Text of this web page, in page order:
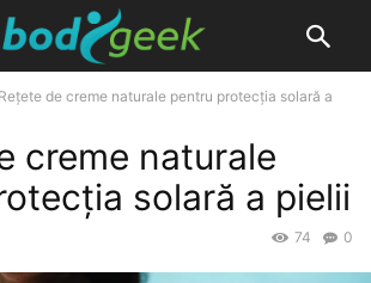
Rețete de creme naturale pentru protecția solară a
creme naturale
solară a pielii
0
74